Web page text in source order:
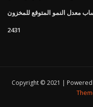
معدل النمو المتوقع للمخزون
2431
Copyright © 2021 |